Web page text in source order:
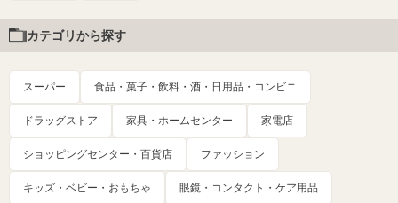
カテゴリから探す
スーパー 食品・菓子・飲料・酒・日用品・コンビニ
ドラッグストア 家具・ホームセンター 家電店
ショッピングセンター・百貨店 ファッション
キッズ・ベビー・おもちゃ 眼鏡・コンタクト・ケア用品